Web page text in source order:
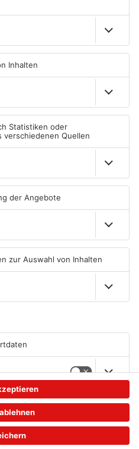
Wo ist Selena Fröhlich aus
Großkrotzenburg?
KINZIG-KREIS